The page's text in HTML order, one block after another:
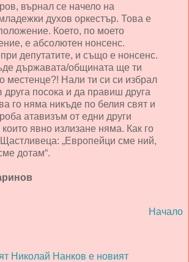
върнал се начело на
духов оркестър. Това е
Което, по моето
е абсолютен нонсенс.
депутатите, и също е нонсенс.
държавата/общината ще ти
местенце?! Нали ти си си избрал
посока и да правиш друга
го няма никъде по белия свят и
атавизъм от едни други
явно излизане няма. Как го
„Европейци сме ний,
дотам“.
Начало
Николай Нанков е новият